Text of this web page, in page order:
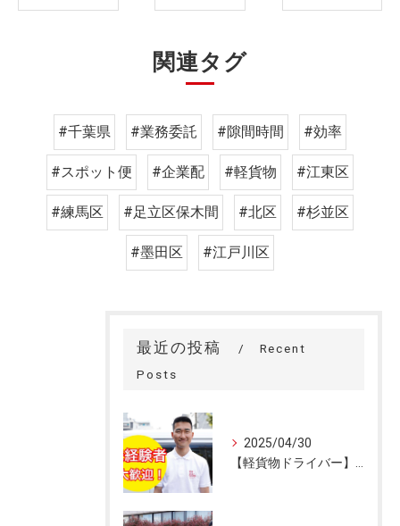
関連タグ
#千葉県 #業務委託 #隙間時間 #効率
#スポット便 #企業配 #軽貨物 #江東区
#練馬区 #足立区保木間 #北区 #杉並区
#墨田区 #江戸川区
最近の投稿
Recent
Posts
2025/04/30
【軽貨物ドライバー】【練馬区】ネットスーパー